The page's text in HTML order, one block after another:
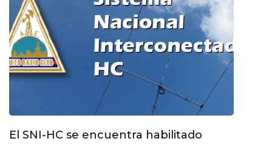
El SNI-HC se encuentra habilitado